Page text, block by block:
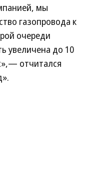
мы
газопровода к
очереди
увеличена до 10
отчитался